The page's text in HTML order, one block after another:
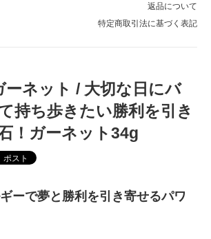
返品について
特定商取引法に基づく表記
ーネット / 大切な日にバ
持ち歩きたい勝利を引き
！ガーネット34g
ーで夢と勝利を引き寄せるパワ